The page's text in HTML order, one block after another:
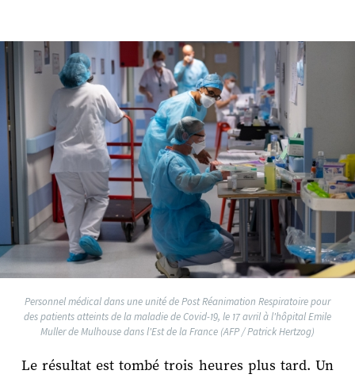
Personnel médical dans une unité de Post Réanimation Respiratoire pour
des patients atteints de la maladie de Covid-19, le 17 avril à l'hôpital Emile
Muller de Mulhouse dans l'Est de la France (AFP / Patrick Hertzog)
Le résultat est tombé trois heures plus tard. Un